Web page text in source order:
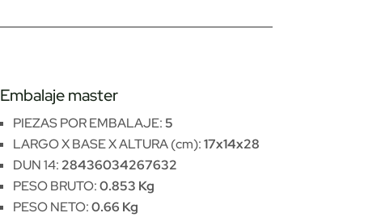
Embalaje master
PIEZAS POR EMBALAJE:5
LARGO X BASE X ALTURA (cm):17x14x28
DUN 14: 28436034267632
PESO BRUTO:0.853 Kg
PESO NETO:0.66 Kg